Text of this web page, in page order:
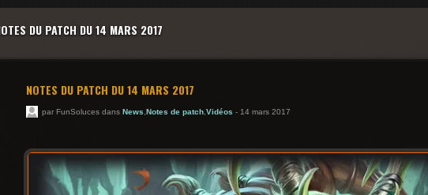
DU PATCH DU 14 MARS 2017
NOTES DU PATCH DU 14 MARS 2017
par FunSoluces dans News Notes de patch, Vidéos - 14 mars 2017